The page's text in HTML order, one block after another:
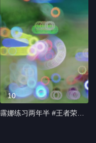
10
露娜练习两年半 #王者荣耀